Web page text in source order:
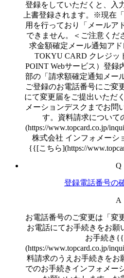
登録をしていただくと、入
上書登録されます。※現在
用を行っており「メールア
できません。＜ご注意くだ
求金額確定メール通知アド
TOKYU CARD クレジッ
POINT Webサービス）登録
部の「請求額確定通知メー
ご登録のお電話番号にご変
にて変更届をご提出いただ
メーションデスクまでお問
す。資料請求につい
(https://www.topcard.co.jp/
株式会社 インフォメーシ
{{[こちら](https://
Q
登録電話番号の
A
お電話番号のご変更は「変
お電話にてお手続きをお
お手続き
(https://www.topcard.co.jp/
料請求のうえお手続きをお
でのお手続きインフォメー